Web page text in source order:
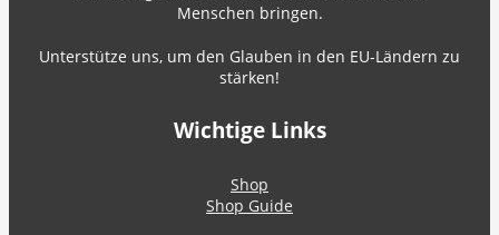
Menschen bringen.
Unterstütze uns, um den Glauben in den EU-Ländern zu
stärken!
Wichtige Links
Shop
Shop Guide